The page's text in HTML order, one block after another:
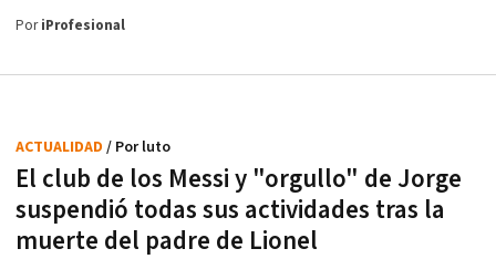
PoriProfesional
El club de los Messi y "orgullo" de Jorge
suspendió todas sus actividades tras la
muerte del padre de Lionel
ACTUALIDAD / Por luto